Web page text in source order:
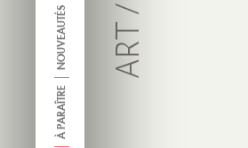
NOUVEAUTÉS
À PARAÎTRE
ART
/